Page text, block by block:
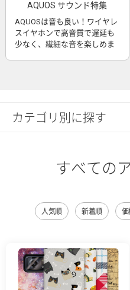
AQUOS サウンド特集
AQUOSは音も良い！ワイヤレ
スイヤホンで高音質で遅延も
少なく、繊細な音を楽しめま
カテゴリ別に探す
すべての
人気順 新着順 価